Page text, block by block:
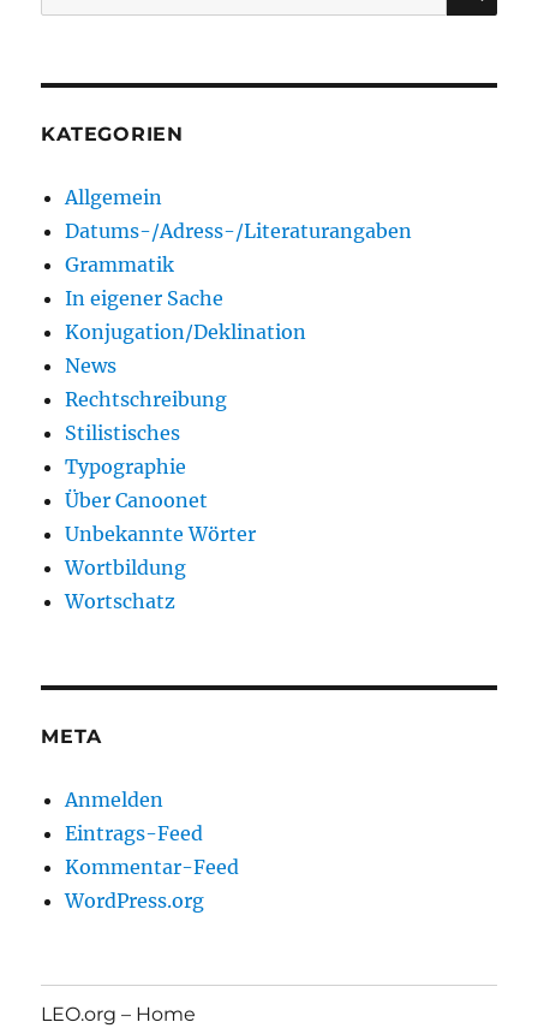
nach:
KATEGORIEN
Allgemein
Datums-/Adress-/Literaturangaben
Grammatik
In eigener Sache
Konjugation/Deklination
News
Rechtschreibung
Stilistisches
Typographie
Über Canoonet
Unbekannte Wörter
Wortbildung
Wortschatz
META
Anmelden
Eintrags-Feed
Kommentar-Feed
WordPress.org
LEO.org – Home